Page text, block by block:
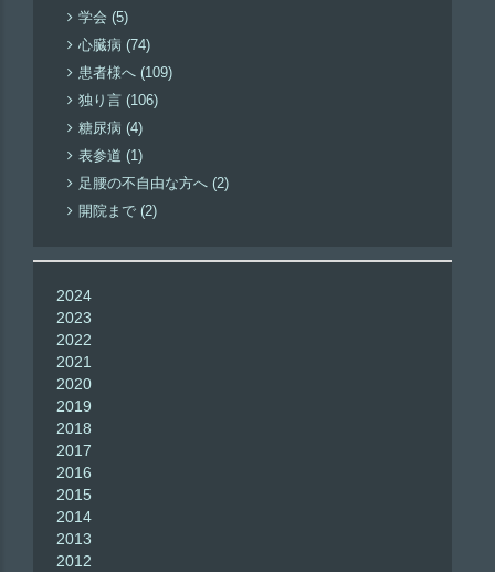
学会 (5)
心臓病 (74)
患者様へ (109)
独り言 (106)
糖尿病 (4)
表参道 (1)
足腰の不自由な方へ (2)
開院まで (2)
2024
2023
2022
2021
2020
2019
2018
2017
2016
2015
2014
2013
2012